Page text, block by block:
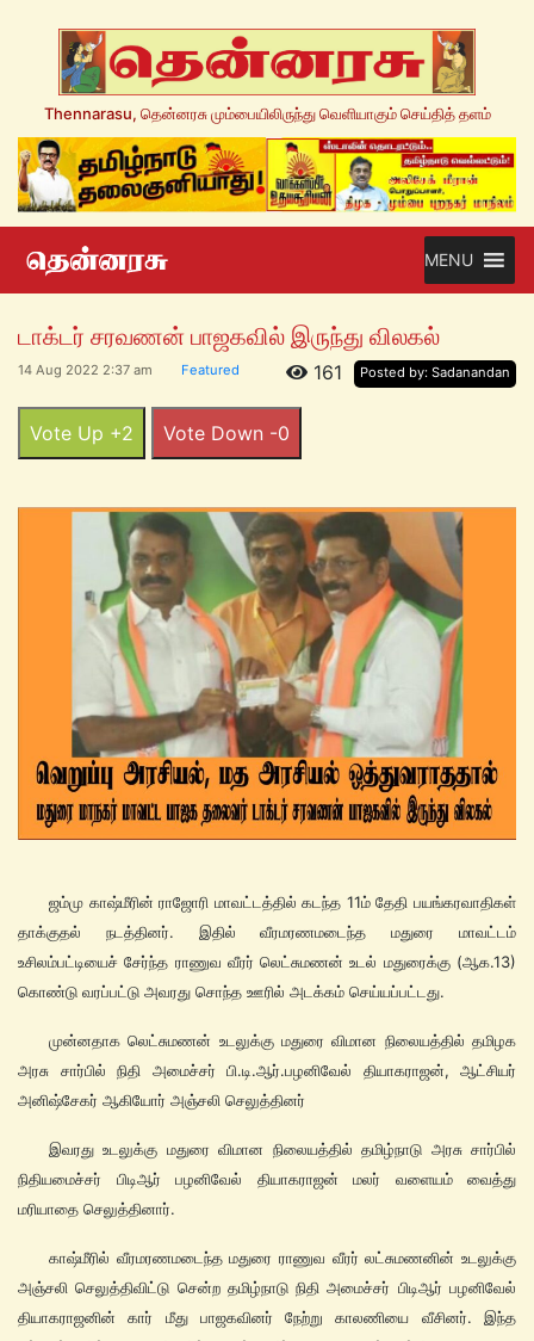
Thennarasu, தென்னரசு மும்பையிலிருந்து வெளியாகும் செய்தித் தளம்
MENU
டாக்டர் சரவணன் பாஜகவில் இருந்து விலகல்
14 Aug 2022 2:37 am Featured Posted by: Sadanandan
161
Vote Up +2 Vote Down -0
ஜம்மு காஷ்மீரின் ராஜோரி மாவட்டத்தில் கடந்த 11ம் தேதி பயங்கரவாதிகள்
தாக்குதல் நடத்தினர். இதில் வீரமரணமடைந்த மதுரை மாவட்டம்
உசிலம்பட்டியைச் சேர்ந்த ராணுவ வீரர் லெட்சுமணன் உடல் மதுரைக்கு (ஆக.13)
கொண்டு வரப்பட்டு அவரது சொந்த ஊரில் அடக்கம் செய்யப்பட்டது.
முன்னதாக லெட்சுமணன் உடலுக்கு மதுரை விமான நிலையத்தில் தமிழக
அரசு சார்பில் நிதி அமைச்சர் பி.டி.ஆர்.பழனிவேல் தியாகராஜன், ஆட்சியர்
அனிஷ்சேகர் ஆகியோர் அஞ்சலி செலுத்தினர்
இவரது உடலுக்கு மதுரை விமான நிலையத்தில் தமிழ்நாடு அரசு சார்பில்
நிதியமைச்சர் பிடிஆர் பழனிவேல் தியாகராஜன் மலர் வளையம் வைத்து
மரியாதை செலுத்தினார்.
காஷ்மீரில் வீரமரணமடைந்த மதுரை ராணுவ வீரர் லட்சுமணனின் உடலுக்கு
அஞ்சலி செலுத்திவிட்டு சென்ற தமிழ்நாடு நிதி அமைச்சர் பிடிஆர் பழனிவேல்
தியாகராஜனின் கார் மீது பாஜகவினர் நேற்று காலணியை வீசினர். இந்த